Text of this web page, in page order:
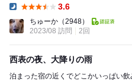
3.6
ちゅーか （2948）
2023/08 訪問
2回
西表の夜、大降りの雨
泊まった宿の近くでどこかいっぱい